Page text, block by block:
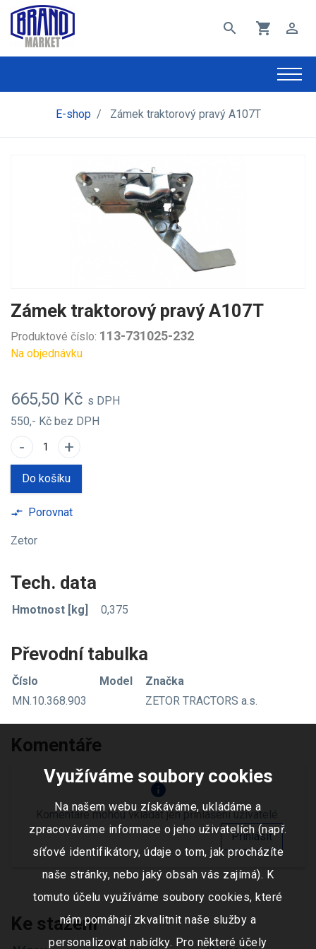
search shopping_cart perm_identity
E-shop / Zámek traktorový pravý A107T
Zámek traktorový pravý A107T
Produktové číslo: 113-731025-232
Na objednávku
665,50 Kč s DPH
550,- Kč bez DPH
- +
Do košíku
compare_arrows Porovnat
Zetor
Tech. data
Hmotnost [kg] 0,375
Převodní tabulka
Číslo Model
Značka
MN.10.368.903
ZETOR TRACTORS a.s.
Komentáře
info
Komentáře mohou vkládat jen přihlášení uživatelé.
Přihlásit
Ke stažení
Využíváme soubory cookies
Na našem webu získáváme, ukládáme a
zpracováváme informace o jeho uživatelích (např.
síťové identifikátory, údaje o tom, jak procházíte
naše stránky, nebo jaký obsah vás zajímá). K
tomuto účelu využíváme soubory cookies, které
nám pomáhají zkvalitnit naše služby a
personalizovat nabídky. Pro některé účely